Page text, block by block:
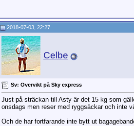
2018-07-03, 22:27
Celbe
Sv: Övervikt på Sky express
Just på sträckan till Asty är det 15 kg som
onsdags men reser med ryggsäckar och inte
Och de har fortfarande inte bytt ut